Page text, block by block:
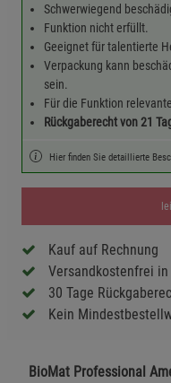
Schwerwiegend
Funktion nicht erfüllt.
Geeignet für talentierte
Verpackung kann
sein.
Für die Funktion
Rückgaberecht von 21
Hier finden Sie detaillierte
Kauf auf Rechnung
Versandkostenfrei in
30 Tage
Kein
BioMat Professional